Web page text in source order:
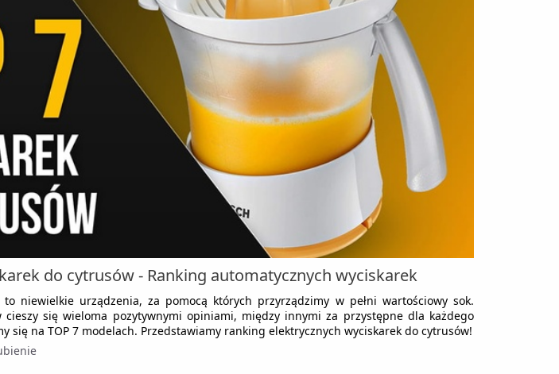
do cytrusów - Ranking automatycznych wyciskarek
niewielkie urządzenia, za pomocą których przyrządzimy w pełni wartościowy sok.
cieszy się wieloma pozytywnymi opiniami, między innymi za przystępne dla każdego
się na TOP 7 modelach. Przedstawiamy ranking elektrycznych wyciskarek do cytrusów!